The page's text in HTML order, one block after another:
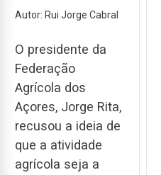
Autor: Rui Jorge Cabral
O presidente da
Federação
Agrícola dos
Açores, Jorge Rita,
recusou a ideia de
que a atividade
agrícola seja a